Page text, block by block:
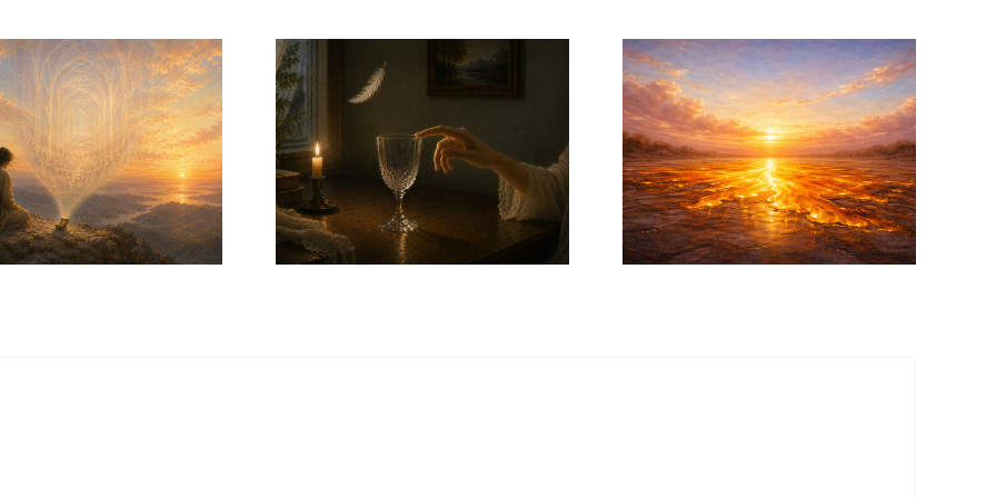
La copa vacía – Revista de Literatura
Alga 2026
Súbito – ¡¡¡Feliz Año Nuevo 2026!!!